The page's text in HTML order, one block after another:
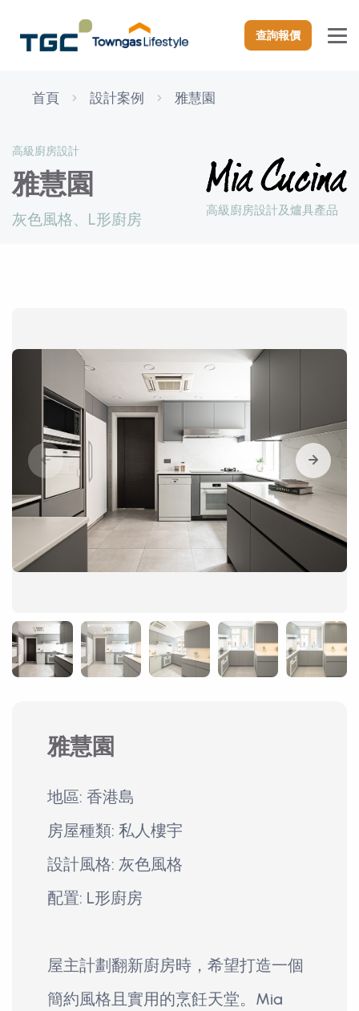
查詢報價
首頁 設計案例 雅慧園
高級廚房設計
雅慧園
灰色風格、L形廚房 高級廚房設計及爐具產品
雅慧園
地區: 香港島
房屋種類: 私人樓宇
設計風格: 灰色風格
配置: L形廚房
屋主計劃翻新廚房時，希望打造一個
簡約風格且實用的烹飪天堂。Mia